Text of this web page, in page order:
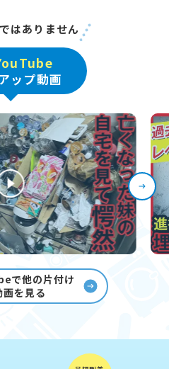
はありません
ップ動画
で他の片付け
画を見る